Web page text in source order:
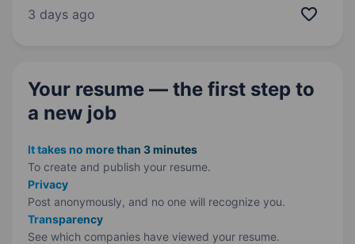
«Філософія» ми готуємо не просто страви.
3 days ago
Your resume — the first step to
a new job
It takes no more than 3 minutes
To create and publish your resume.
Privacy
Post anonymously, and no one will recognize you.
Transparency
See which companies have viewed your resume.